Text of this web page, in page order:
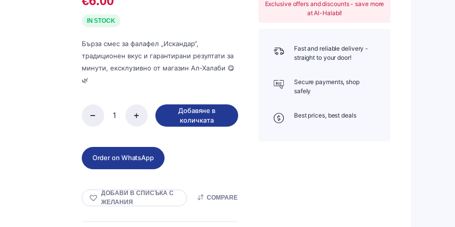
Подправки и билки
Опаковани продукти
Вечерна наденица
Нарязан деликатесен месо
Филе от дивеч
IN STOCK
Бърза смес за фалафел „Искандар“,
традиционен вкус и гарантирани резултати за
минути, ексклузивно от магазин Ал-Халаби 😋
🌿
Eskandar
-
400
Добавяне в
количката
Order on WhatsApp
ДОБАВИ В СПИСЪКА С
ЖЕЛАНИЯ
COMPARE
Exclusive offers and discounts - save more
at Al-Halabi!
Fast and reliable delivery -
straight to your door!
Secure payments, shop
safely
Best prices, best deals